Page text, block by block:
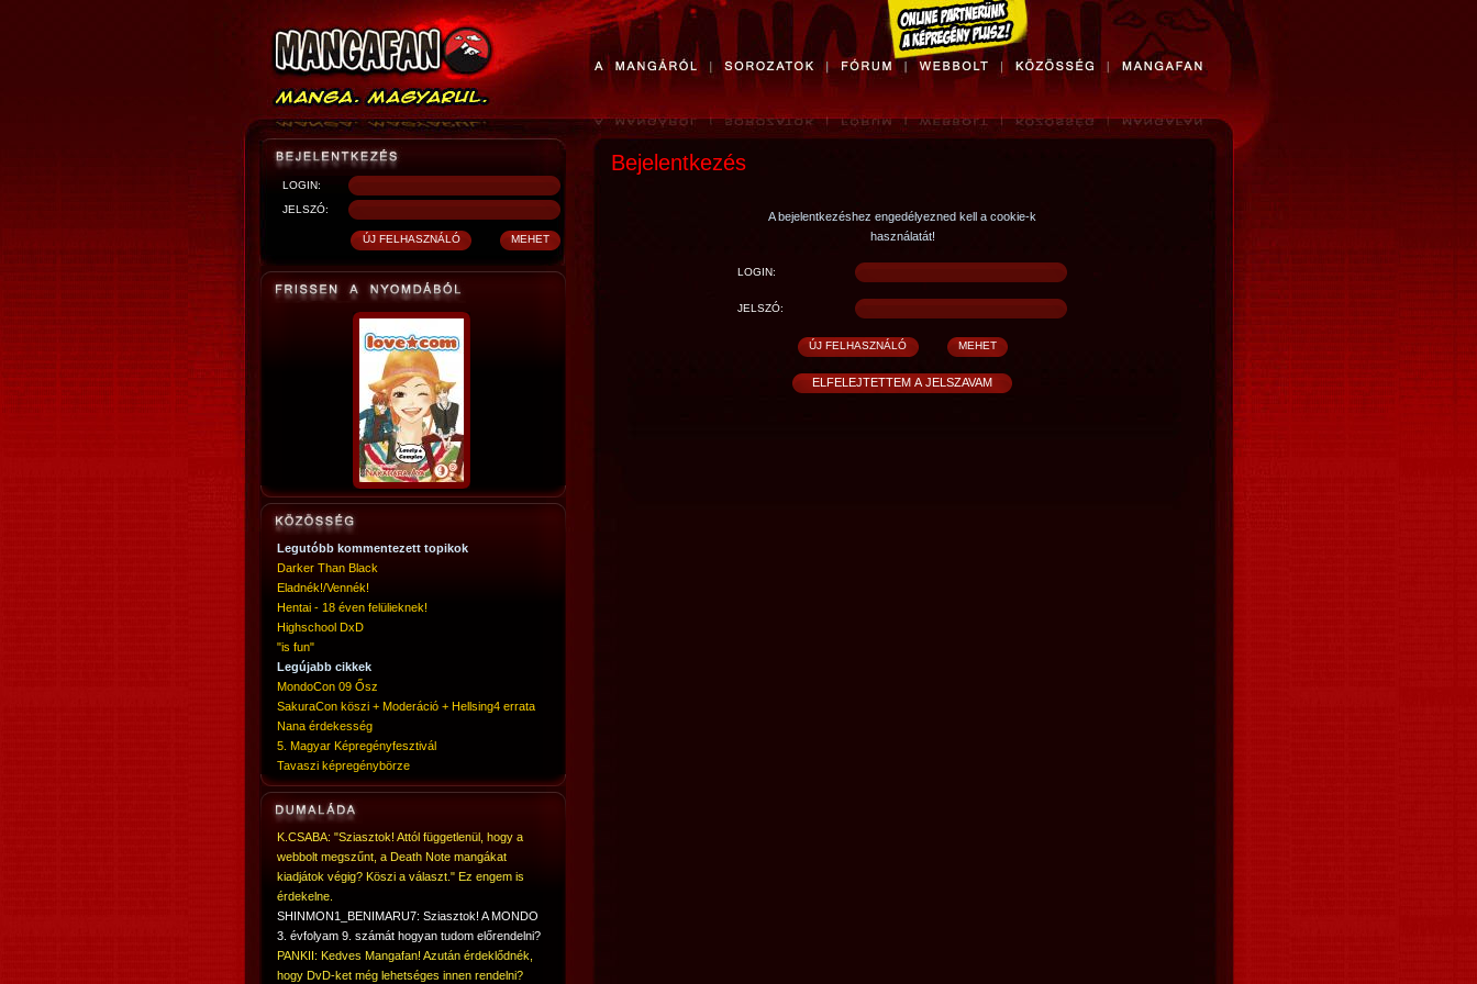
LOGIN:
JELSZÓ:
Legutóbb kommentezett topikok
Darker Than Black
Eladnék!/Vennék!
Hentai - 18 éven felülieknek!
Highschool DxD
"is fun"
Legújabb cikkek
MondoCon 09 Ősz
SakuraCon köszi + Moderáció + Hellsing4 errata
Nana érdekesség
5. Magyar Képregényfesztivál
Tavaszi képregénybörze
K.CSABA: "Sziasztok! Attól függetlenül, hogy a
webbolt megszűnt, a Death Note mangákat
kiadjátok végig? Köszi a választ." Ez engem is
érdekelne.
SHINMON1_BENIMARU7: Sziasztok! A MONDO
3. évfolyam 9. számát hogyan tudom előrendelni?
PANKII: Kedves Mangafan! Azután érdeklődnék,
hogy DvD-ket még lehetséges innen rendelni?
Bejelentkezés
A bejelentkezéshez engedélyezned kell a cookie-k
használatát!
LOGIN:
JELSZÓ: